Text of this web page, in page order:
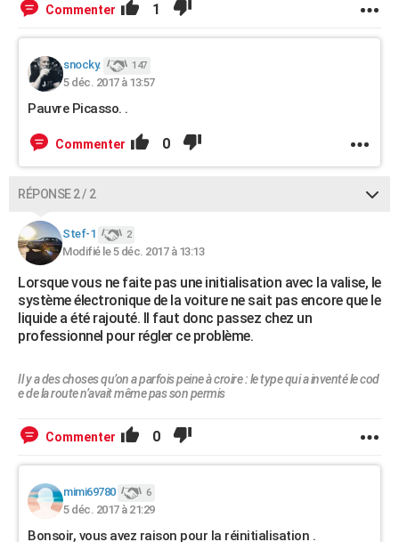
Commenter 1
snocky. 147
5 déc. 2017 à 13:57
Pauvre Picasso. .
Commenter 0
RÉPONSE 2 / 2
Stef-1 2
Modifié le 5 déc. 2017 à 13:13
Lorsque vous ne faite pas une initialisation avec la valise, le
système électronique de la voiture ne sait pas encore que le
liquide a été rajouté. Il faut donc passez chez un
professionnel pour régler ce problème.
Il y a des choses qu’on a parfois peine à croire : le type qui a inventé le cod
e de la route n’avait même pas son permis
Commenter 0
mimi69780 6
5 déc. 2017 à 21:29
Bonsoir, vous avez raison pour la réinitialisation .